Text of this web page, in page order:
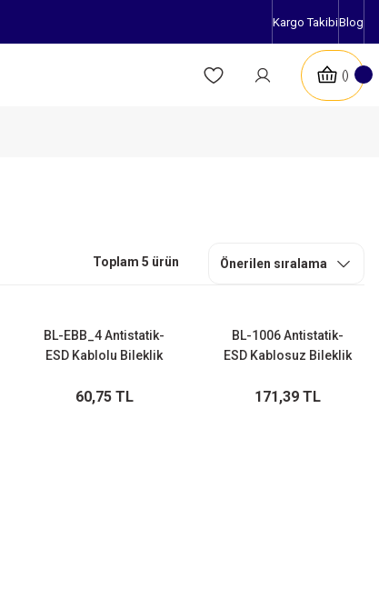
Kargo TakibiBlog
Toplam 5 ürün
BL-EBB_4 Antistatik-
ESD Kablolu Bileklik
60,75 TL
BL-1006 Antistatik-
ESD Kablosuz Bileklik
171,39 TL